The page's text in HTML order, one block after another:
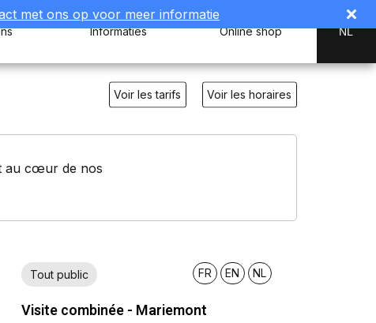
Informaties Online shop NL
met ons op voor meer informatie
Voir les tarifs Voir les horaires
au cœur de nos
Tout public FR EN NL
Visite combinée - Mariemont